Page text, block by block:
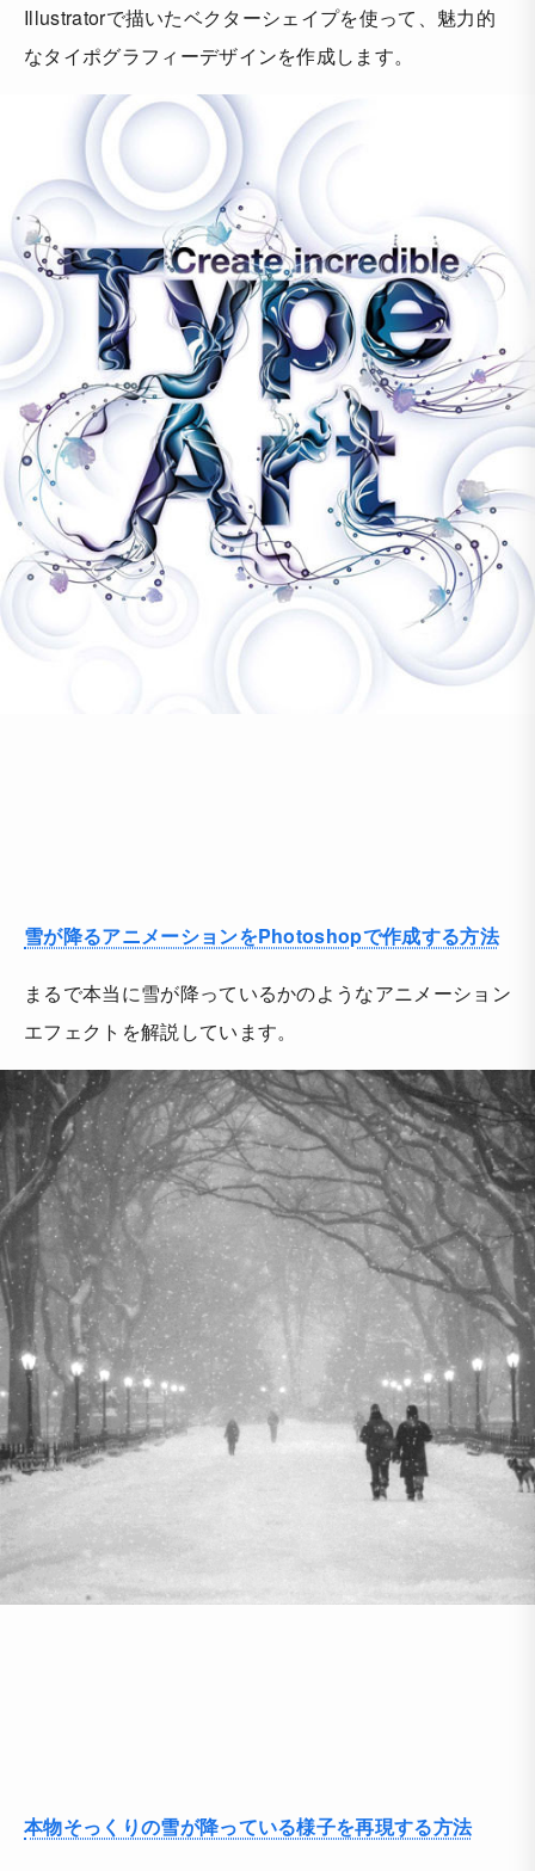
Illustratorで描いたベクターシェイプを使って、魅力的
なタイポグラフィーデザインを作成します。
雪が降るアニメーションをPhotoshopで作成する方法
まるで本当に雪が降っているかのようなアニメーション
エフェクトを解説しています。
本物そっくりの雪が降っている様子を再現する方法